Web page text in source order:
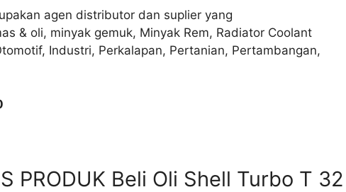
agen distributor dan suplier yang
& oli, minyak gemuk, Minyak Rem, Radiator Coolant
Industri, Perkalapan, Pertanian, Pertambangan,
PRODUK Beli Oli Shell Turbo T 32